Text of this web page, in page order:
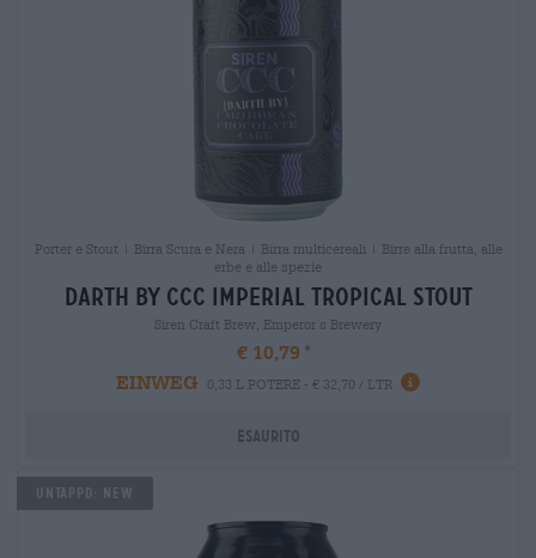
Porter e Stout | Birra Scura e Nera | Birra multicereali | Birre alla frutta, alle
erbe e alle spezie
darth by ccc imperial tropical stout
Siren Craft Brew, Emperor´s Brewery
€ 10,79
EINWEG
0,33 L POTERE - € 32,70 / LTR
Esaurito
Untappd: NEW